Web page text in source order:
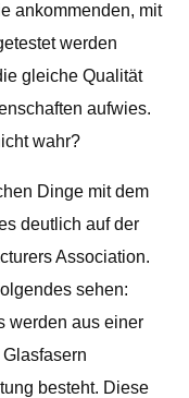
ankommenden, mit
werden
gleiche Qualität
aufwies.
wahr?
Dinge mit dem
deutlich auf der
Association.
sehen:
werden aus einer
besteht. Diese